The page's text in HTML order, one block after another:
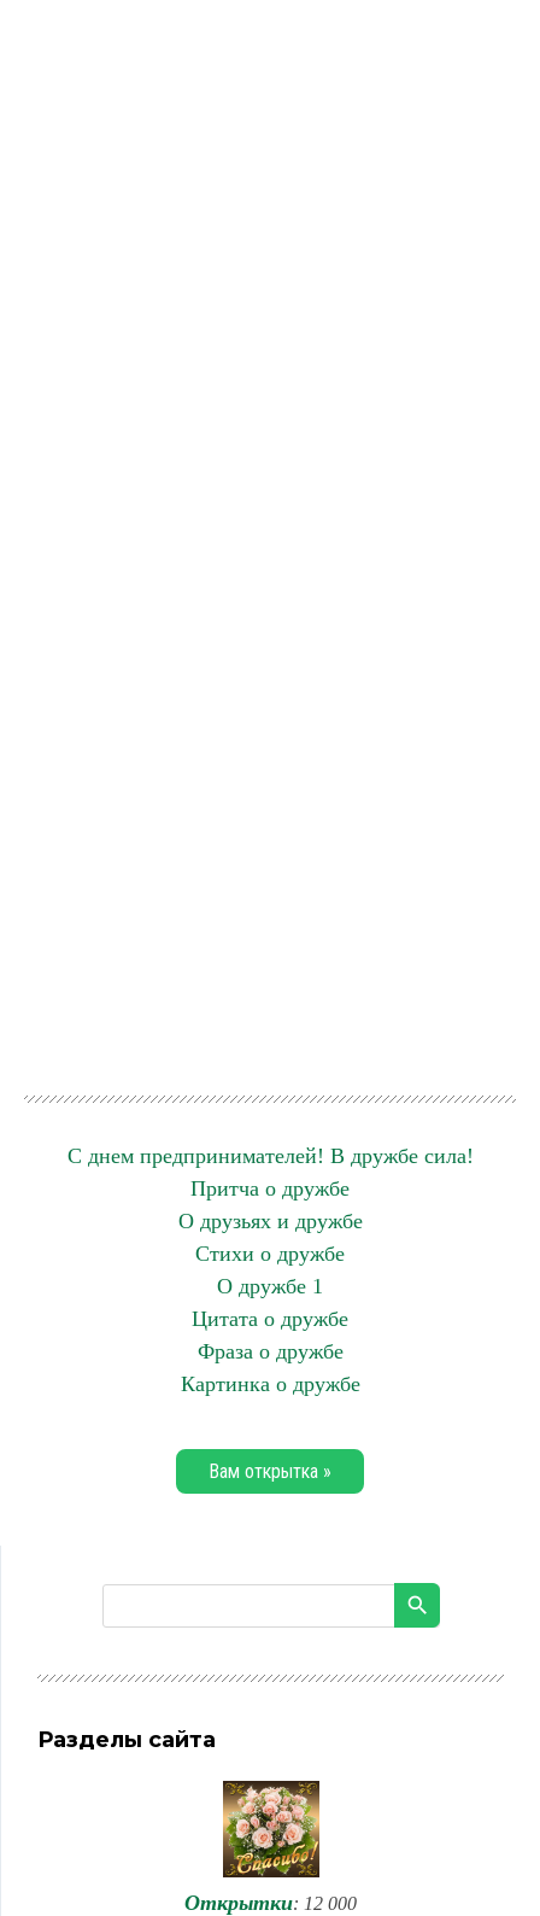
С днем предпринимателей! В дружбе сила!
Притча о дружбе
О друзьях и дружбе
Стихи о дружбе
О дружбе 1
Цитата о дружбе
Фраза о дружбе
Картинка о дружбе
Вам открытка »
Разделы сайта
Открытки: 12 000